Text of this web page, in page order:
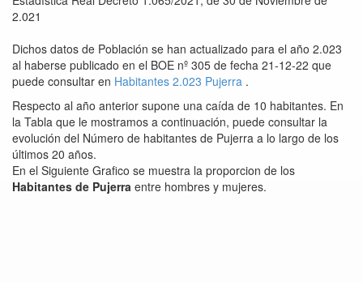
2.021
Dichos datos de Población se han actualizado para el año 2.023
al haberse publicado en el BOE nº 305 de fecha 21-12-22 que
puede consultar en Habitantes 2.023 Pujerra .
Respecto al año anterior supone una caída de 10 habitantes. En
la Tabla que le mostramos a continuación, puede consultar la
evolución del Número de habitantes de Pujerra a lo largo de los
últimos 20 años.
En el Siguiente Grafico se muestra la proporcion de los
Habitantes de Pujerra entre hombres y mujeres.